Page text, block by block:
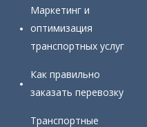
Маркетинг и
оптимизация
транспортных услуг
Как правильно
заказать перевозку
Транспортные